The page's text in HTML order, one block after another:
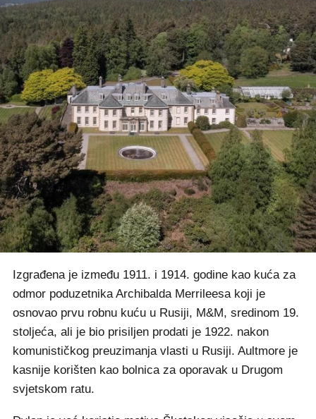
Izgrađena je između 1911. i 1914. godine kao kuća za
odmor poduzetnika Archibalda Merrileesa koji je
osnovao prvu robnu kuću u Rusiji, M&M, sredinom 19.
stoljeća, ali je bio prisiljen prodati je 1922. nakon
komunističkog preuzimanja vlasti u Rusiji. Aultmore je
kasnije korišten kao bolnica za oporavak u Drugom
svjetskom ratu.